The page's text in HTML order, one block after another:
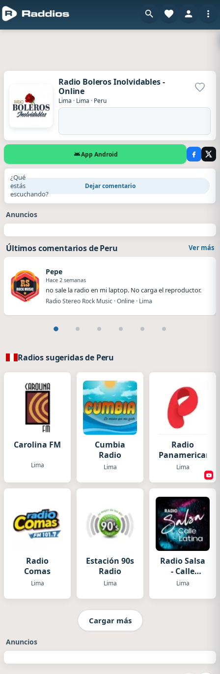
Radio Boleros Inolvidables -
Online
Lima · Lima · Peru
App Android
¿Qué
estás
escuchando?
Dejar comentario
Anuncios
Últimos comentarios de Peru Ver más
Pepe
Hace 2 semanas
no sale la radio en mi laptop. No carga el reproductor.
Radio Stereo Rock Music · Online · Lima
Radios sugeridas de Peru
Carolina FM
Lima
Cumbia
Radio
Lima
Radio
Panamericana
Lima
Radio
Comas
Lima
Estación 90s
Radio
Lima
Radio Salsa
- Calle
Latina
Lima
Cargar más
Anuncios